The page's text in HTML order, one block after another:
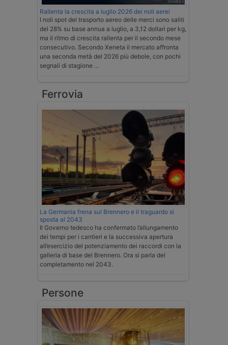
Rallenta la crescita a luglio 2026 dei noli aerei
I noli spot del trasporto aereo delle merci sono saliti
del 28% su base annua a luglio, a 3,12 dollari per kg,
ma il ritmo di crescita rallenta per il secondo mese
consecutivo. Secondo Xeneta il mercato affronta
una seconda metà del 2026 più debole, con pochi
segnali di stagione …
Ferrovia
La Germania frena sul Brennero e il traguardo si
sposta al 2043
Il Governo tedesco ha confermato l’allungamento
dei tempi per i cantieri e la successiva apertura
all’esercizio del potenziamento dei raccordi con la
galleria di base del Brennero. Ora si parla del
completamento nel 2043.
Persone